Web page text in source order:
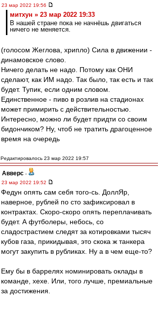
23 мар 2022 19:56
митхун » 23 мар 2022 19:33
В нашей стране пока не начнёшь двигаться
ничего не меняется.
(голосом Жеглова, хрипло) Сила в движении -
динамовское слово.
Ничего делать не надо. Потому как ОНИ
сделают, как ИМ надо. Так было, так есть и так
будет. Тупик, если одним словом.
Единственное - пиво в розлив на стадионах
может примирить с действительностью.
Интересно, можно ли будет придти со своим
бидончиком? Ну, чтоб не тратить драгоценное
время на очередь
Редактировалось 23 мар 2022 19:57
Авверс -
23 мар 2022 19:52
Федун опять сам себя того-сь. ДоллЯр,
наверное, рублей по сто зафиксировал в
контрактах. Скоро-скоро опять переплачивать
будет. А футболеры, небось, со
сладострастием следят за котировками тысяч
кубов газа, прикидывая, это скока ж танкера
могут закупить в рубликах. Ну а в чем еще-то?
Ему бы в баррелях номинировать оклады в
команде, хехе. Или, того лучше, премиальные
за достижения.